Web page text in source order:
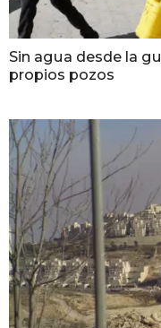
Sin agua desde la
propios pozos